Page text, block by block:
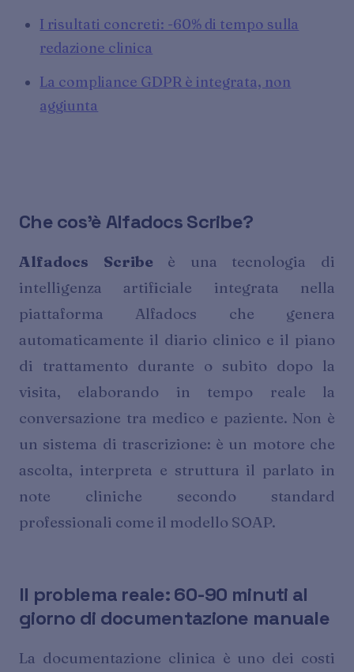
I risultati concreti: -60% di tempo sulla
redazione clinica
La compliance GDPR è integrata, non
aggiunta
Che cos'è Alfadocs Scribe?
Alfadocs Scribe è una tecnologia di
intelligenza artificiale integrata nella
piattaforma Alfadocs che genera
automaticamente il diario clinico e il piano
di trattamento durante o subito dopo la
visita, elaborando in tempo reale la
conversazione tra medico e paziente. Non è
un sistema di trascrizione: è un motore che
ascolta, interpreta e struttura il parlato in
note cliniche secondo standard
professionali come il modello SOAP.
Il problema reale: 60-90 minuti al
giorno di documentazione manuale
La documentazione clinica è uno dei costi